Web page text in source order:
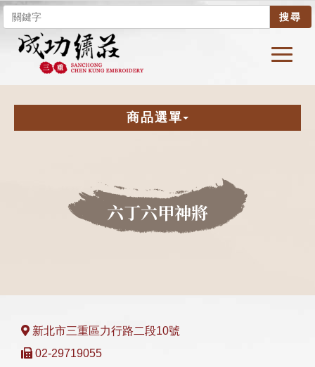
搜尋
商品選單
六丁六甲神將
新北市三重區力行路二段10號
02-29719055